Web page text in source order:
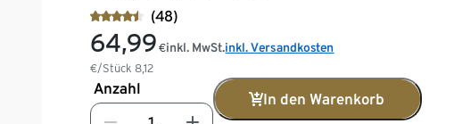
(48)
64,99 €
€/Stück8,12
inkl. MwSt.inkl. Versandkosten
Anzahl
In den Warenkorb